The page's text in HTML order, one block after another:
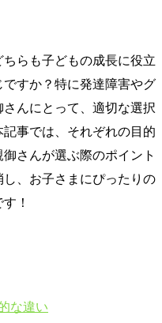
ちらも子どもの成長に役立
すか？特に発達障害やグ
んにとって、適切な選択
事では、それぞれの目的
さんが選ぶ際のポイント
、お子さまにぴったりの
！
な違い